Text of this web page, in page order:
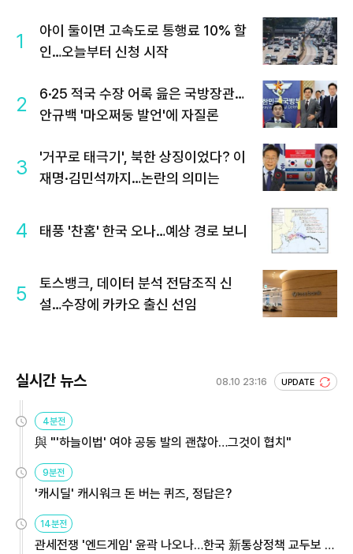
1
아이 둘이면 고속도로 통행료 10% 할
인…오늘부터 신청 시작
2
6·25 적국 수장 어록 읊은 국방장관…
안규백 '마오쩌둥 발언'에 자질론
3
'거꾸로 태극기', 북한 상징이었다? 이
재명·김민석까지…논란의 의미는
4 태풍 '찬홈' 한국 오나…예상 경로 보니
5
토스뱅크, 데이터 분석 전담조직 신
설…수장에 카카오 출신 선임
실시간 뉴스 08.10 23:16 UPDATE
4분전
與 "'하늘이법' 여야 공동 발의 괜찮아…그것이 협치"
9분전
'캐시딜' 캐시워크 돈 버는 퀴즈, 정답은?
14분전
관세전쟁 '엔드게임' 윤곽 나오나…한국 新통상정책 교두보 활